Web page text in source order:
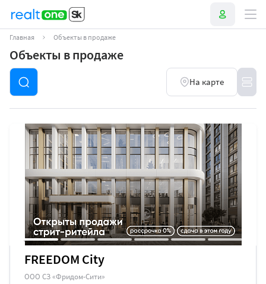
Главная Объекты в продаже
Объекты в продаже
На карте
FREEDOM City
ООО СЗ «Фридом-Сити»